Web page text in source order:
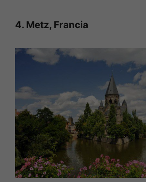
4. Metz, Francia